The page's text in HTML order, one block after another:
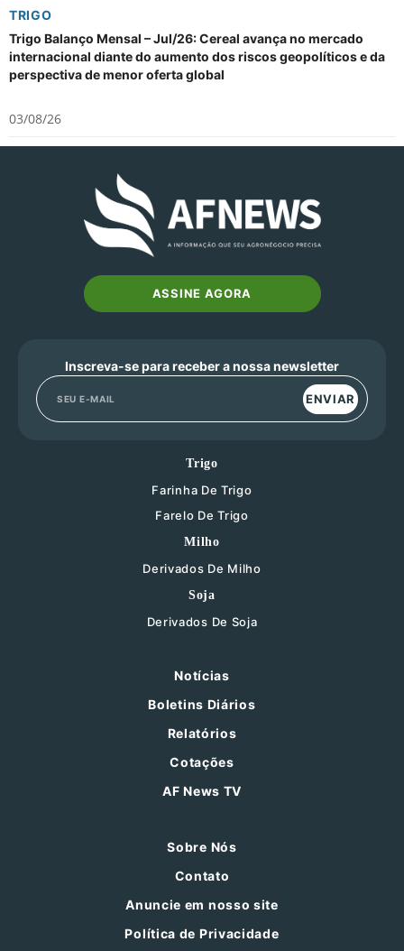
TRIGO
Trigo Balanço Mensal – Jul/26: Cereal avança no mercado
internacional diante do aumento dos riscos geopolíticos e da
perspectiva de menor oferta global
03/08/26
ASSINE AGORA
Inscreva-se para receber a nossa newsletter
ENVIAR
Trigo
Farinha De Trigo
Farelo De Trigo
Milho
Derivados De Milho
Soja
Derivados De Soja
Notícias
Boletins Diários
Relatórios
Cotações
AF News TV
Sobre Nós
Contato
Anuncie em nosso site
Política de Privacidade